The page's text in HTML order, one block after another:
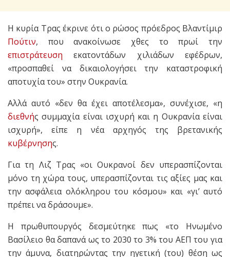
Η κυρία Τρας έκρινε ότι ο ρώσος πρόεδρος Βλαντίμιρ
Πούτιν, που ανακοίνωσε χθες το πρωί την
επιστράτευση εκατοντάδων χιλιάδων εφέδρων,
«προσπαθεί να δικαιολογήσει την καταστροφική
αποτυχία του» στην Ουκρανία.
Αλλά αυτό «δεν θα έχει αποτέλεσμα», συνέχισε, «η
διεθνής συμμαχία είναι ισχυρή και η Ουκρανία είναι
ισχυρή», είπε η νέα αρχηγός της βρετανικής
κυβέρνησης.
Για τη Λιζ Τρας «οι Ουκρανοί δεν υπερασπίζονται
μόνο τη χώρα τους, υπερασπίζονται τις αξίες μας και
την ασφάλεια ολόκληρου του κόσμου» και «γι’ αυτό
πρέπει να δράσουμε».
Η πρωθυπουργός δεσμεύτηκε πως «το Ηνωμένο
Βασίλειο θα δαπανά ως το 2030 το 3% του ΑΕΠ του για
την άμυνα, διατηρώντας την ηγετική (του) θέση ως